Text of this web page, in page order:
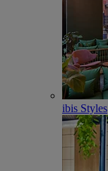
ibis Styles